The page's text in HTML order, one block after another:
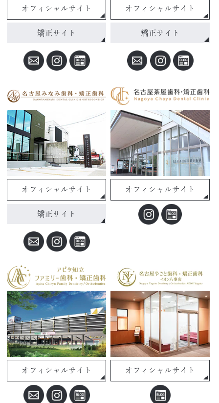
オフィシャルサイト
矯正サイト
オフィシャルサイト
矯正サイト
オフィシャルサイト
矯正サイト
オフィシャルサイト
オフィシャルサイト オフィシャルサイト